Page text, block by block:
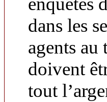
dans les
agents au
doivent
tout